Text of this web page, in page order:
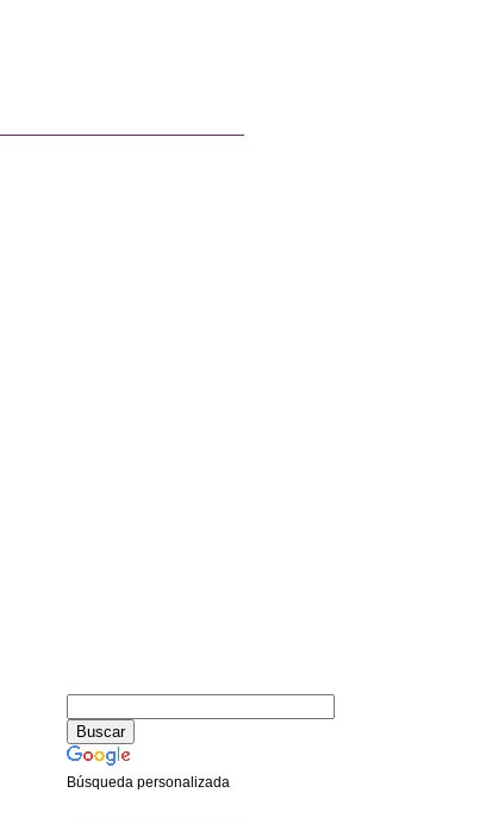
Búsqueda personalizada